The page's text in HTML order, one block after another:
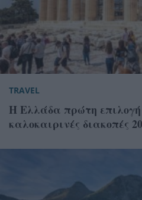
TRAVEL
Η Ελλάδα πρώτη
καλοκαιρινές διακοπές